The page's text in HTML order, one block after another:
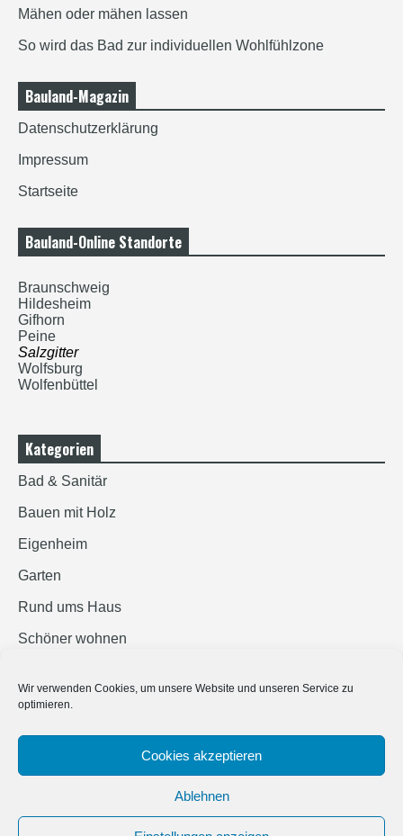
Wir verwenden Cookies, um unsere Website und unseren Service zu
optimieren.
Cookies akzeptieren
Ablehnen
Mähen oder mähen lassen
So wird das Bad zur individuellen Wohlfühlzone
Bauland-Magazin
Datenschutzerklärung
Impressum
Startseite
Bauland-Online Standorte
Braunschweig
Hildesheim
Gifhorn
Peine
Salzgitter
Wolfsburg
Wolfenbüttel
Kategorien
Bad & Sanitär
Bauen mit Holz
Eigenheim
Garten
Rund ums Haus
Schöner wohnen